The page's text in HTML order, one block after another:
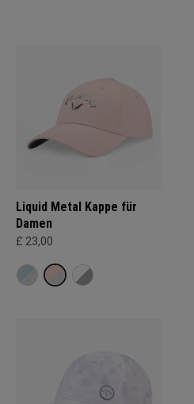
Liquid Metal Kappe für
Damen
£ 23,00